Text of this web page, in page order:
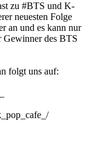
zu #BTS und K-
neuesten Folge
an und es kann nur
Gewinner des BTS
folgt uns auf: